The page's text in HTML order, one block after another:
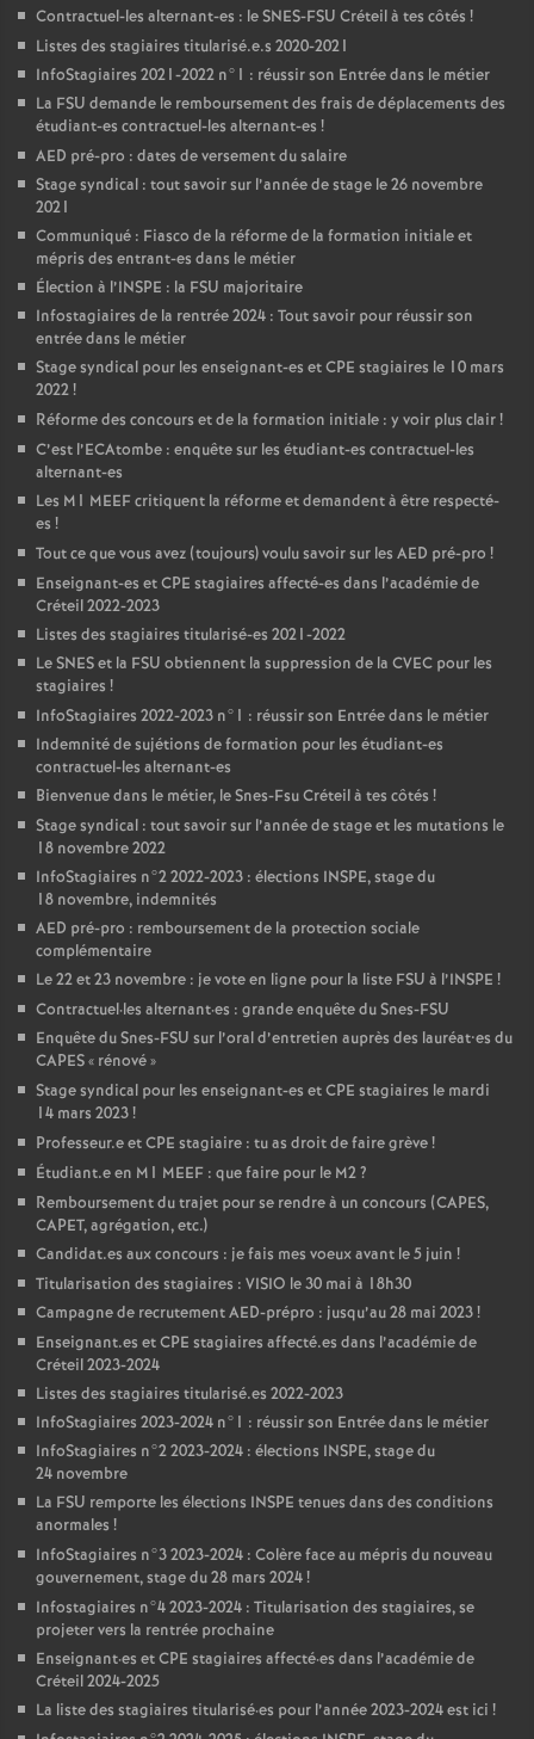
Contractuel-les alternant-es : leSNES-FSU Créteil à tes côtés !
Listes des stagiaires titularisé.e.s 2020-2021
InfoStagiaires 2021-2022 n°1 : réussir son Entrée dans le métier
La FSU demande le remboursement des frais de déplacements des
étudiant-es contractuel-les alternant-es !
AED pré-pro : dates de versement du salaire
Stage syndical : tout savoir sur l’année de stage le 26 novembre
2021
Communiqué : Fiasco de la réforme de la formation initiale et
mépris des entrant-es dans le métier
Élection à l’INSPE : la FSU majoritaire
Infostagiaires de la rentrée 2024 : Tout savoir pour réussir son
entrée dans le métier
Stage syndical pour les enseignant-es etCPE stagiaires le 10 mars
2022!
Réforme des concours et de la formation initiale : y voir plus clair!
C’est l’ECAtombe : enquête sur les étudiant-es contractuel-les
alternant-es
Les M1 MEEFcritiquent la réforme et demandent à être respecté-
es !
Tout ce que vous avez (toujours) voulu savoir sur les AED pré-pro !
Enseignant-es etCPE stagiaires affecté-es dans l’académie de
Créteil 2022-2023
Listes des stagiaires titularisé-es 2021-2022
LeSNESet la FSU obtiennent la suppression de la CVEC pour les
stagiaires !
InfoStagiaires 2022-2023 n°1 : réussir son Entrée dans le métier
Indemnité de sujétions de formation pour les étudiant-es
contractuel-les alternant-es
Bienvenue dans le métier, le Snes-Fsu Créteil à tes côtés !
Stage syndical : tout savoir sur l’année de stage et les mutations le
18 novembre 2022
InfoStagiaires n°2 2022-2023 : élections INSPE, stage du
18 novembre, indemnités
AED pré-pro : remboursement de la protection sociale
complémentaire
Le 22 et 23 novembre : je vote en ligne pour la liste FSU à l’INSPE !
Contractuel·les alternant·es : grande enquête du Snes-FSU
Enquête du Snes-FSU sur l’oral d’entretien auprès des lauréat•es du
CAPES« rénové»
Stage syndical pour les enseignant-es etCPE stagiaires le mardi
14 mars 2023!
Professeur.e etCPE stagiaire : tu as droit de faire grève!
Étudiant.e en M1 MEEF : que faire pour le M2?
Remboursement du trajet pour se rendre à un concours (CAPES,
CAPET, agrégation, etc.)
Candidat.es aux concours : je fais mes voeux avant le 5 juin !
Titularisation des stagiaires : VISIO le 30 mai à 18h30
Campagne de recrutementAED-prépro : jusqu’au 28 mai 2023!
Enseignant.es etCPE stagiaires affecté.es dans l’académie de
Créteil 2023-2024
Listes des stagiaires titularisé.es 2022-2023
InfoStagiaires 2023-2024 n°1 : réussir son Entrée dans le métier
InfoStagiaires n°2 2023-2024 : élections INSPE, stage du
24 novembre
La FSU remporte les élections INSPE tenues dans des conditions
anormales !
InfoStagiaires n°3 2023-2024 : Colère face au mépris du nouveau
gouvernement, stage du 28 mars 2024!
Infostagiaires n°4 2023-2024 : Titularisation des stagiaires, se
projeter vers la rentrée prochaine
Enseignant·es etCPE stagiaires affecté·es dans l’académie de
Créteil 2024-2025
La liste des stagiaires titularisé·es pour l’année 2023-2024 est ici !